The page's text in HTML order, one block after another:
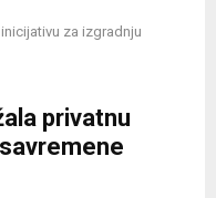
za izgradnju
privatnu